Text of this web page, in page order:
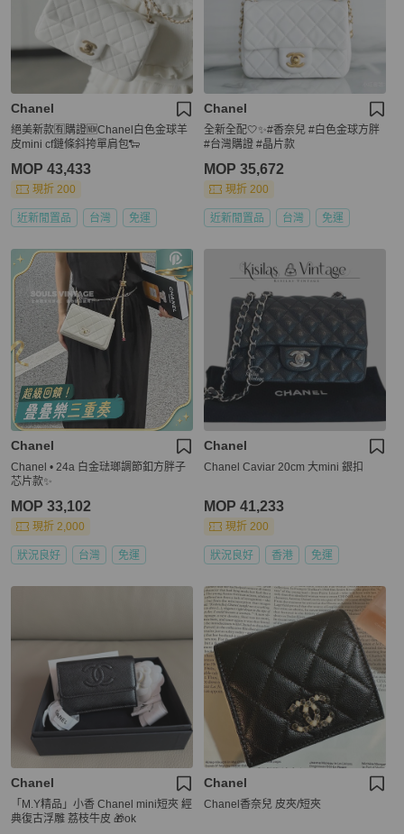
Chanel
絕美新款🈶購證🆕Chanel白色金球羊
皮mini cf鏈條斜挎單肩包🐑
MOP 43,433
現折 200
近新閒置品 台灣 免運
Chanel
全新全配🤍✨#香奈兒 #白色金球方胖
#台灣購證 #晶片款
MOP 35,672
現折 200
近新閒置品 台灣 免運
Chanel
Chanel • 24a 白金琺瑯調節釦方胖子
芯片款✨
MOP 33,102
現折 2,000
狀況良好 台灣 免運
Chanel
Chanel Caviar 20cm 大mini 銀扣
MOP 41,233
現折 200
狀況良好 香港 免運
Chanel
「M.Y精品」小香 Chanel mini短夾 經
典復古浮雕 荔枝牛皮 🎁ok
Chanel
Chanel香奈兒 皮夾/短夾